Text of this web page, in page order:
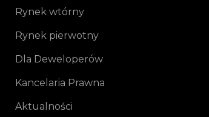
Rynek wtórny
Rynek pierwotny
Dla Deweloperów
Kancelaria Prawna
Aktualności